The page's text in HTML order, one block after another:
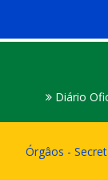
Diário
Órgâos -